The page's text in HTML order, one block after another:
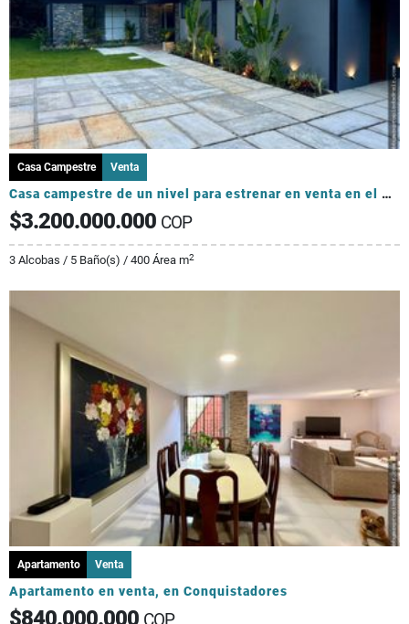
Casa Campestre Venta
Casa campestre de un nivel para estrenar en venta en el Retiro
$3.200.000.000 COP
3 Alcobas / 5 Baño(s) / 400 Área m2
Apartamento Venta
Apartamento en venta, en Conquistadores
$840.000.000